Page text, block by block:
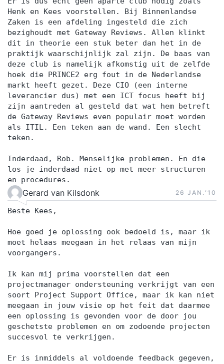
Henk en Kees voorstellen. Bij Binnenlandse
Zaken is een afdeling ingesteld die zich
bezighoudt met Gateway Reviews. Allen klinkt
dit in theorie een stuk beter dan het in de
praktijk waarschijnlijk zal zijn. De baas van
deze club is namelijk afkomstig uit de zelfde
hoek die PRINCE2 erg fout in de Nederlandse
markt heeft gezet. Deze CIO (een interne
leverancier dus) met een ICT focus heeft bij
zijn aantreden al gesteld dat wat hem betreft
de Gateway Reviews even populair moet worden
als ITIL. Een teken aan de wand. Een slecht
teken.
Inderdaad, Rob. Menselijke problemen. En die
los je inderdaad niet op met meer structuren
en procedures.
Gerard van Kilsdonk 26 JAN.‘10
Beste Kees,
Hoe goed je oplossing ook bedoeld is, maar ik
moet helaas meegaan in het relaas van mijn
voorgangers.
Ik kan mij prima voorstellen dat een
projectmanager ondersteuning verkrijgt van een
soort Project Support Office, maar ik kan niet
meegaan in jouw visie op het feit dat daarmee
een oplossing is gevonden voor de door jou
geschetste problemen en om zodoende projecten
succesvol te verkrijgen.
Er is inmiddels al voldoende feedback gegeven,